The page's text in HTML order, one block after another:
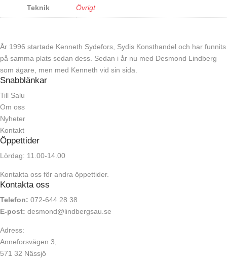
Teknik Övrigt
År 1996 startade Kenneth Sydefors, Sydis Konsthandel och har funnits
på samma plats sedan dess. Sedan i år nu med Desmond Lindberg
som ägare, men med Kenneth vid sin sida.
Snabblänkar
Till Salu
Om oss
Nyheter
Kontakt
Öppettider
Lördag: 11.00-14.00
Kontakta oss för andra öppettider.
Kontakta oss
Telefon: 072-644 28 38
E-post: desmond@lindbergsau.se
Adress:
Anneforsvägen 3,
571 32 Nässjö